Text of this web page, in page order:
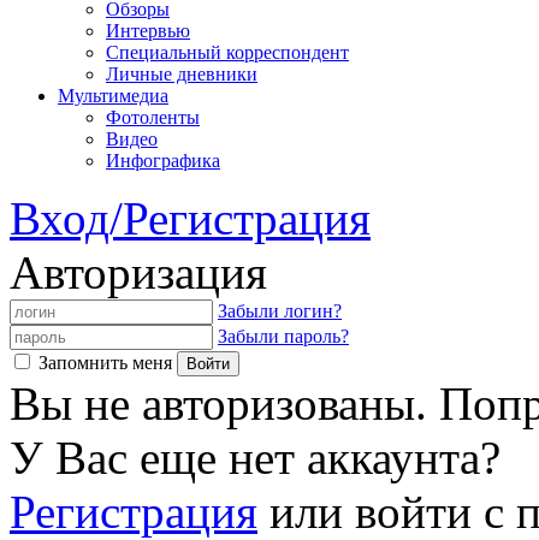
Обзоры
Интервью
Специальный корреспондент
Личные дневники
Мультимедиа
Фотоленты
Видео
Инфографика
Вход/Регистрация
Авторизация
Забыли логин?
Забыли пароль?
Запомнить меня
Вы не авторизованы.
У Вас еще нет аккаунта?
Регистрация или войти с